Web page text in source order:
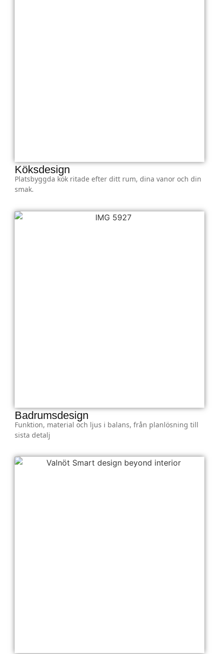
Köksdesign
Platsbyggda kök ritade efter ditt rum, dina vanor och din
smak.
Badrumsdesign
Funktion, material och ljus i balans, från planlösning till
sista detalj